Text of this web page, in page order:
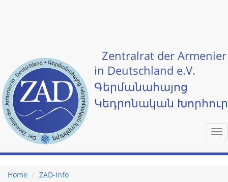
Zentralrat der Armenier
in Deutschland e.V.
Գերմանահայոց
Կեդրոնական
Home ZAD-Info